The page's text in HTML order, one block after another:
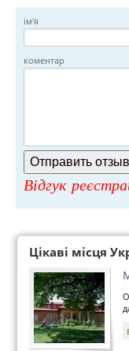
ім'я
коментар
Відгук
Цікаві місця